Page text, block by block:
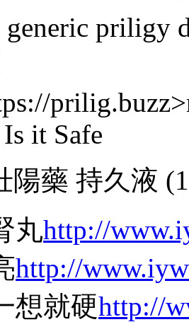
generic priligy
it Safe
陽藥 持久液
丸http://
http://
想就硬http://